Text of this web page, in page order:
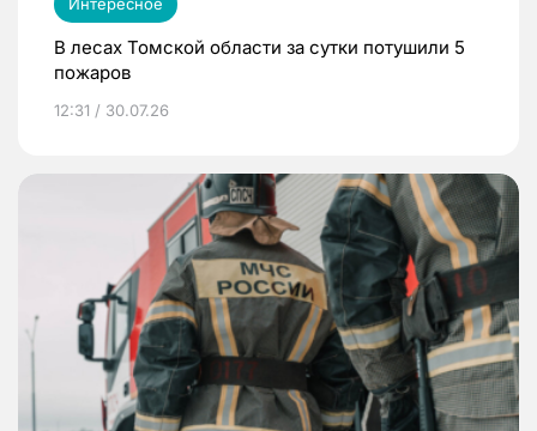
В лесах Томской области за сутки потушили 5
пожаров
12:31 / 30.07.26